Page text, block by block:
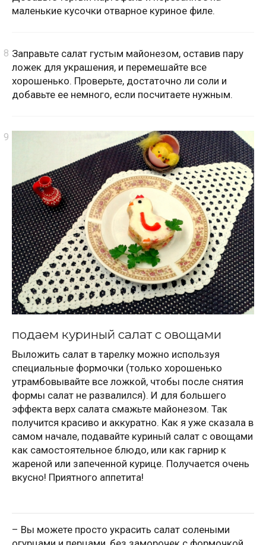
маленькие кусочки отварное куриное филе.
Заправьте салат густым майонезом, оставив пару
ложек для украшения, и перемешайте все
хорошенько. Проверьте, достаточно ли соли и
добавьте ее немного, если посчитаете нужным.
подаем куриный салат с овощами
Выложить салат в тарелку можно используя
специальные формочки (только хорошенько
утрамбовывайте все ложкой, чтобы после снятия
формы салат не развалился). И для большего
эффекта верх салата смажьте майонезом. Так
получится красиво и аккуратно. Как я уже сказала в
самом начале, подавайте куриный салат с овощами
как самостоятельное блюдо, или как гарнир к
жареной или запеченной курице. Получается очень
вкусно! Приятного аппетита!
– Вы можете просто украсить салат солеными